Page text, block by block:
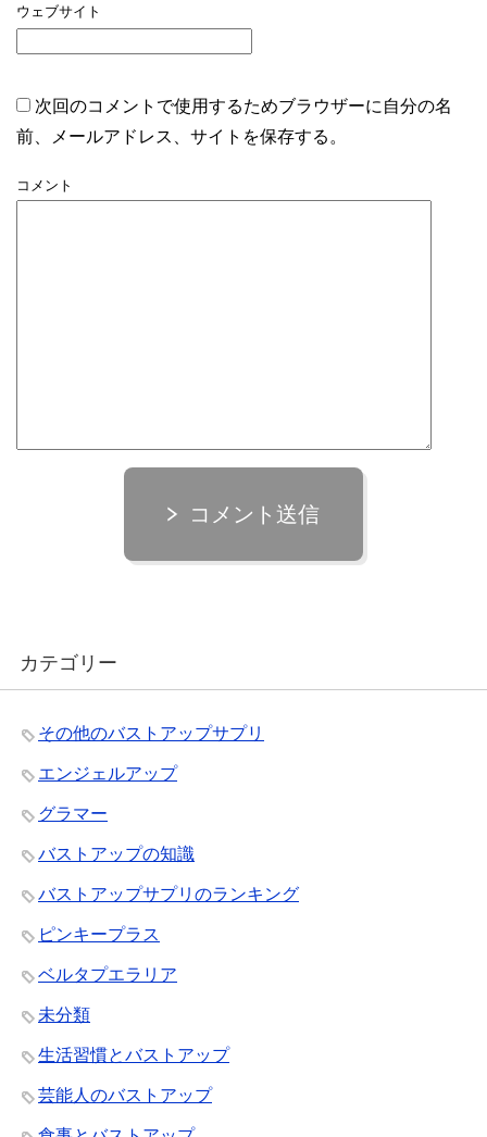
ウェブサイト
次回のコメントで使用するためブラウザーに自分の名
前、メールアドレス、サイトを保存する。
コメント
コメント送信
カテゴリー
その他のバストアップサプリ
エンジェルアップ
グラマー
バストアップの知識
バストアップサプリのランキング
ピンキープラス
ベルタプエラリア
未分類
生活習慣とバストアップ
芸能人のバストアップ